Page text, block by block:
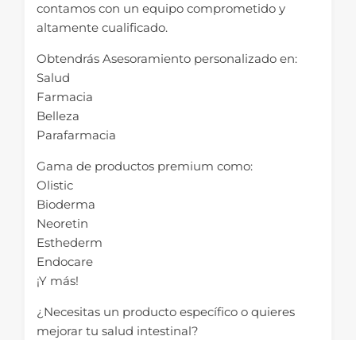
contamos con un equipo comprometido y
altamente cualificado.
Obtendrás Asesoramiento personalizado en:
Salud
Farmacia
Belleza
Parafarmacia
Gama de productos premium como:
Olistic
Bioderma
Neoretin
Esthederm
Endocare
¡Y más!
¿Necesitas un producto específico o quieres
mejorar tu salud intestinal?